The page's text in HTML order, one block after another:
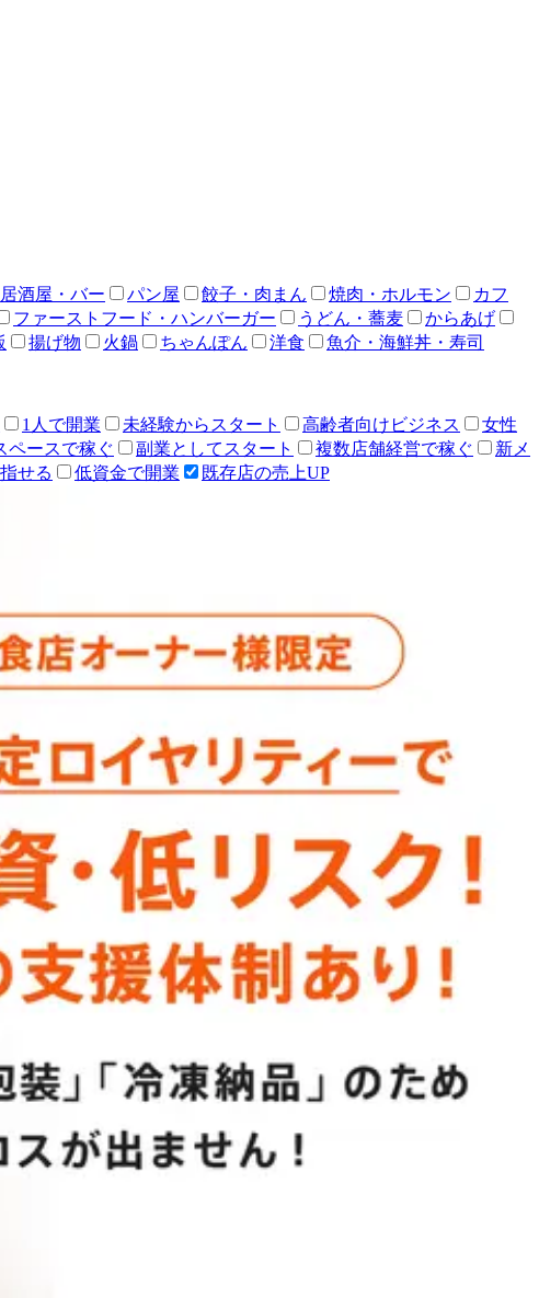
居酒屋・バー パン屋 餃子・肉まん 焼肉・ホルモン
カフ
ファーストフード・ハンバーガー うどん・蕎麦
からあげ
揚げ物 火鍋 ちゃんぽん 洋食 魚介・海鮮丼・寿司
1人で開業 未経験からスタート 高齢者向けビジネス
女性
ペースで稼ぐ 副業としてスタート 複数店舗経営で稼ぐ
新メ
せる 低資金で開業 既存店の売上UP